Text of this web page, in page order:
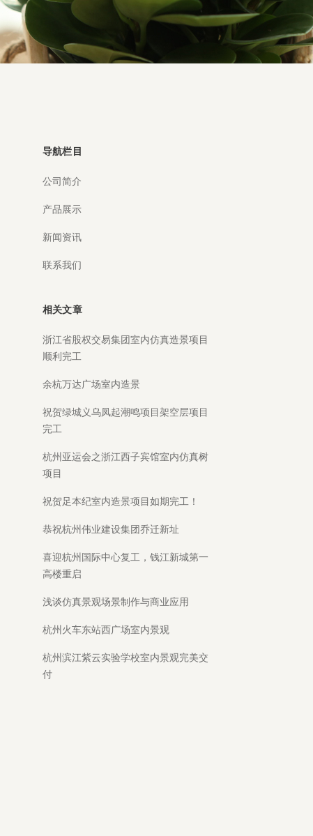
导航栏目
公司简介
产品展示
新闻资讯
联系我们
相关文章
浙江省股权交易集团室内仿真造景项目
顺利完工
余杭万达广场室内造景
祝贺绿城义乌凤起潮鸣项目架空层项目
完工
杭州亚运会之浙江西子宾馆室内仿真树
项目
祝贺足本纪室内造景项目如期完工！
恭祝杭州伟业建设集团乔迁新址
喜迎杭州国际中心复工，钱江新城第一
高楼重启
浅谈仿真景观场景制作与商业应用
杭州火车东站西广场室内景观
杭州滨江紫云实验学校室内景观完美交
付